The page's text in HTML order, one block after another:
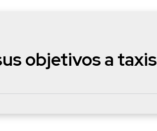
objetivos a taxis